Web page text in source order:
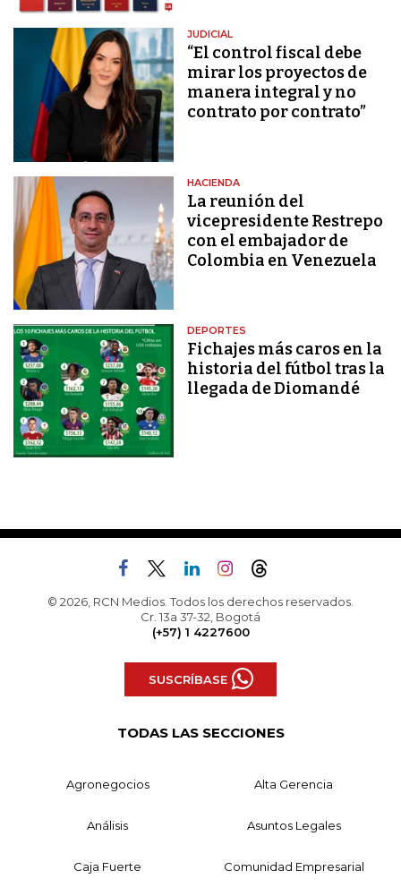
JUDICIAL
“El control fiscal debe
mirar los proyectos de
manera integral y no
contrato por contrato”
HACIENDA
La reunión del
vicepresidente Restrepo
con el embajador de
Colombia en Venezuela
DEPORTES
Fichajes más caros en la
historia del fútbol tras la
llegada de Diomandé
© 2026, RCN Medios. Todos los derechos reservados.
Cr. 13a 37-32, Bogotá
(+57) 1 4227600
SUSCRÍBASE
TODAS LAS SECCIONES
Agronegocios Alta Gerencia
Análisis Asuntos Legales
Caja Fuerte Comunidad Empresarial